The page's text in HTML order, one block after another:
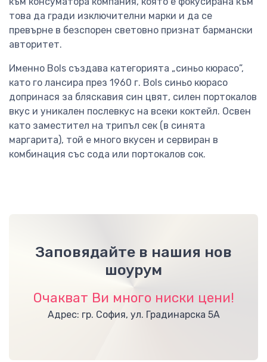
това да гради изключителни марки и да се
превърне в безспорен световно признат бармански
авторитет.
Именно Bols създава категорията „синьо кюрасо”,
като го лансира през 1960 г. Bols синьо кюрасо
допринася за бляскавия син цвят, силен портокалов
вкус и уникален послевкус на всеки коктейл. Освен
като заместител на трипъл сек (в синята
маргарита), той е много вкусен и сервиран в
комбинация със сода или портокалов сок.
Заповядайте в нашия нов
шоурум
Очакват Ви много ниски цени!
Адрес: гр. София, ул. Градинарска 5А